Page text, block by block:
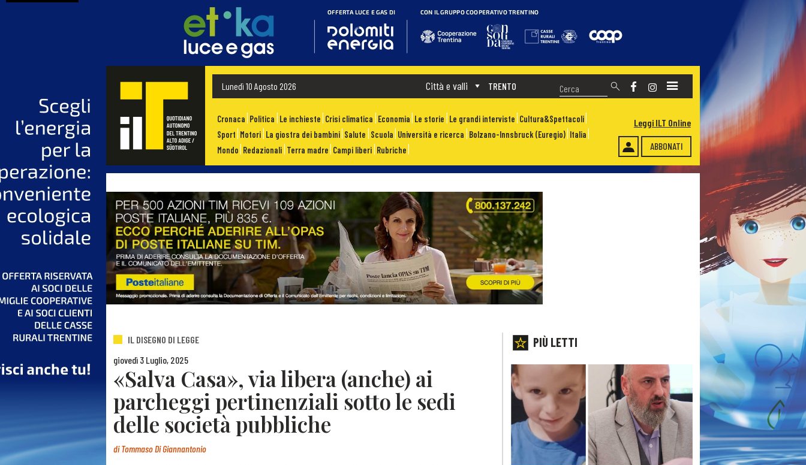
Lunedì 10 Agosto 2026 TRENTO
Città e valli
Cronaca Politica Le inchieste Crisi climatica Economia Le storie Le grandi interviste Cultura&Spettacoli
Sport Motori La giostra dei bambini Salute Scuola Università e ricerca Bolzano-Innsbruck (Euregio) Italia
Mondo Redazionali Terra madre Campi liberi Rubriche ABBONATI
Leggi ILT Online
IL DISEGNO DI LEGGE
giovedì 3 Luglio, 2025
«Salva Casa», via libera (anche) ai
parcheggi pertinenziali sotto le sedi
delle società pubbliche
diTommaso Di Giannantonio
PIÙ LETTI